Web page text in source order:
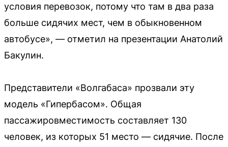
условия перевозок, потому что там в два раза
больше сидячих мест, чем в обыкновенном
автобусе», — отметил на презентации Анатолий
Бакулин.
Представители «Волгабаса» прозвали эту
модель «Гипербасом». Общая
пассажировместимость составляет 130
человек, из которых 51 место — сидячие. После